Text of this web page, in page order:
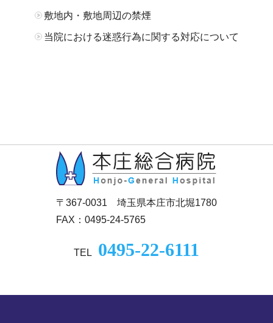
敷地内・敷地周辺の禁煙
当院における迷惑行為に関する対応について
〒367-0031 埼玉県本庄市北堀1780
FAX：0495-24-5765
TEL 0495-22-6111